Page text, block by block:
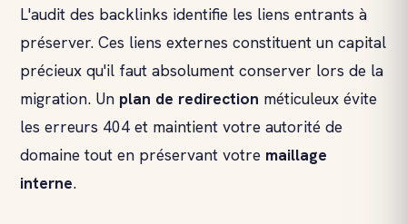
L'audit des backlinks identifie les liens entrants à
préserver. Ces liens externes constituent un capital
précieux qu'il faut absolument conserver lors de la
migration. Un plan de redirection méticuleux évite
les erreurs 404 et maintient votre autorité de
domaine tout en préservant votre maillage
interne.